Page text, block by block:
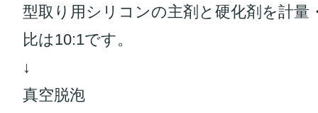
型取り用シリコンの主剤と硬化剤を計
比は10:1です。
↓
真空脱泡